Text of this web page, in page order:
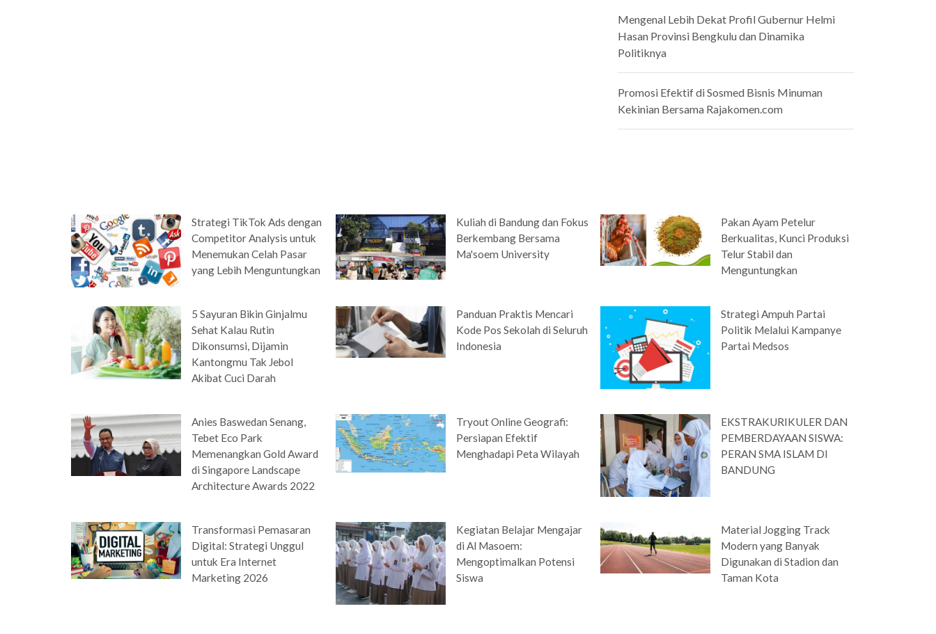
Mengenal Lebih Dekat Profil Gubernur Helmi
Hasan Provinsi Bengkulu dan Dinamika
Politiknya
Promosi Efektif di Sosmed Bisnis Minuman
Kekinian Bersama Rajakomen.com
Strategi TikTok Ads dengan
Competitor Analysis untuk
Menemukan Celah Pasar
yang Lebih Menguntungkan
Kuliah di Bandung dan Fokus
Berkembang Bersama
Ma'soem University
Pakan Ayam Petelur
Berkualitas, Kunci Produksi
Telur Stabil dan
Menguntungkan
5 Sayuran Bikin Ginjalmu
Sehat Kalau Rutin
Dikonsumsi, Dijamin
Kantongmu Tak Jebol
Akibat Cuci Darah
Panduan Praktis Mencari
Kode Pos Sekolah di Seluruh
Indonesia
Strategi Ampuh Partai
Politik Melalui Kampanye
Partai Medsos
Anies Baswedan Senang,
Tebet Eco Park
Memenangkan Gold Award
di Singapore Landscape
Architecture Awards 2022
Tryout Online Geografi:
Persiapan Efektif
Menghadapi Peta Wilayah
EKSTRAKURIKULER DAN
PEMBERDAYAAN SISWA:
PERAN SMA ISLAM DI
BANDUNG
Transformasi Pemasaran
Digital: Strategi Unggul
untuk Era Internet
Marketing 2026
Kegiatan Belajar Mengajar
di Al Masoem:
Mengoptimalkan Potensi
Siswa
Material Jogging Track
Modern yang Banyak
Digunakan di Stadion dan
Taman Kota